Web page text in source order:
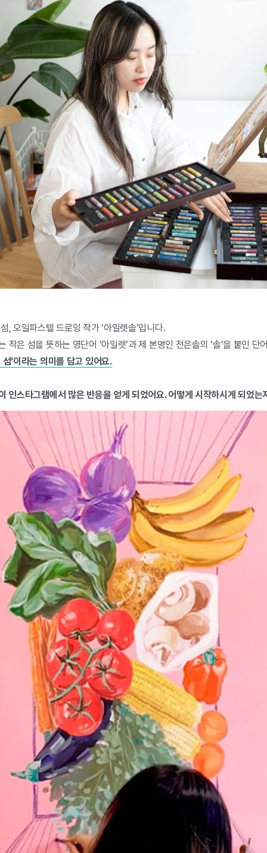
, 오일파스텔 드로잉 작가 ‘아일렛솔’입니다.
작은 섬을 뜻하는 영단어 ‘아일렛’과 제 본명인 전은솔의 ‘솔’을 붙인 단
’이라는 의미를 담고 있어요.
인스타그램에서 많은 반응을 얻게 되었어요. 어떻게 시작하시게 되었는